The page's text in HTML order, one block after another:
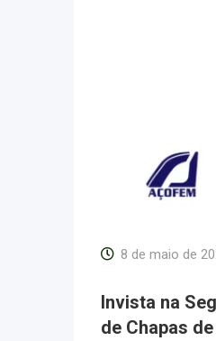
8 de maio de
Invista na
de Chapas